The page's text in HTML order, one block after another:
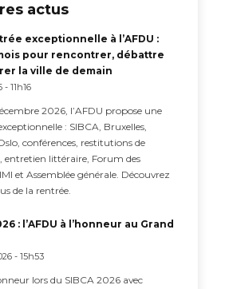
actus
exceptionnelle à l’AFDU :
pour rencontrer, débattre
la ville de demain
- 11h16
2026, l’AFDU propose une
: SIBCA, Bruxelles,
conférences, restitutions de
entretien littéraire, Forum des
et Assemblée générale. Découvrez
de la rentrée.
: l’AFDU à l’honneur au Grand
- 15h53
lors du SIBCA 2026 avec